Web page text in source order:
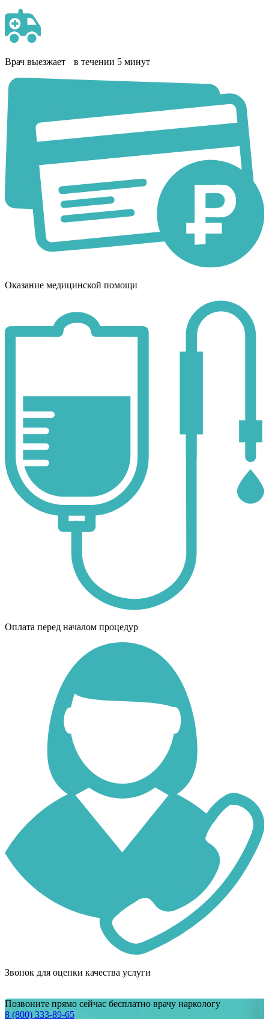
Врач выезжает в течении 5 минут
Оказание медицинской помощи
Оплата перед началом процедур
Звонок для оценки качества услуги
Позвоните прямо сейчас бесплатно врачу наркологу
8 (800) 333-89-65